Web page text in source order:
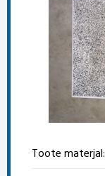
Toote materjal: